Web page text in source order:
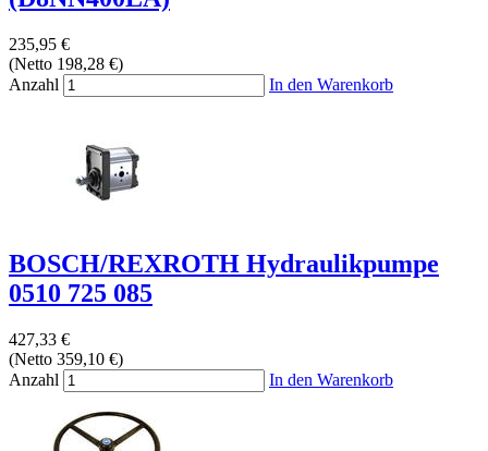
235,95 €
(Netto 198,28 €)
Anzahl
In den Warenkorb
BOSCH/REXROTH Hydraulikpumpe
0510 725 085
427,33 €
(Netto 359,10 €)
Anzahl
In den Warenkorb